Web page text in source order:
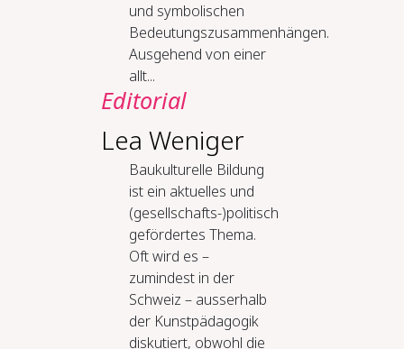
und symbolischen
Bedeutungszusammenhängen.
Ausgehend von einer
allt...
Editorial
Lea Weniger
Baukulturelle Bildung
ist ein aktuelles und
(gesellschafts-)politisch
gefördertes Thema.
Oft wird es –
zumindest in der
Schweiz – ausserhalb
der Kunstpädagogik
diskutiert, obwohl die